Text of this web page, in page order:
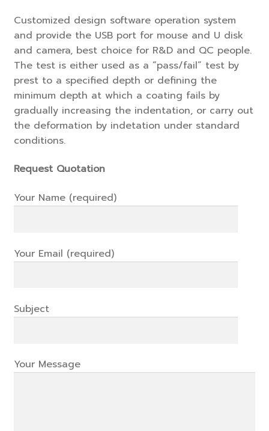
Customized design software operation system
and provide the USB port for mouse and U disk
and camera, best choice for R&D and QC people.
The test is either used as a “pass/fail” test by
prest to a specified depth or defining the
minimum depth at which a coating fails by
gradually increasing the indentation, or carry out
the deformation by indetation under standard
conditions.
Request Quotation
Your Name (required)
Your Email (required)
Subject
Your Message